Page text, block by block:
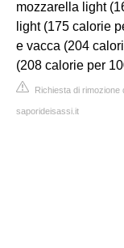
mozzarella light
light (175 calorie
e vacca (204
(208 calorie per
Richiesta di rimozione
saporideisassi.it